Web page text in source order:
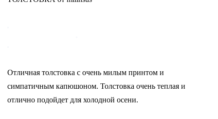
Отличная толстовка с очень милым принтом и
симпатичным капюшоном. Толстовка очень теплая и
отлично подойдет для холодной осени.